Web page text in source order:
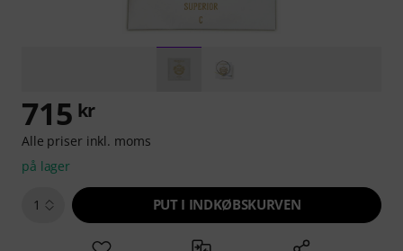
715 kr
Alle priser inkl. moms
på lager
1 PUT I INDKØBSKURVEN